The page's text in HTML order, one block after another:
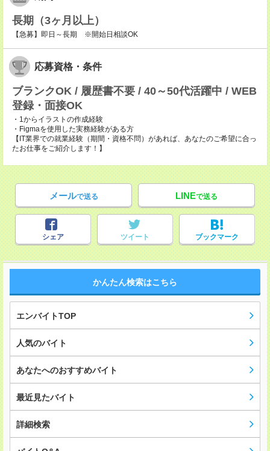
長期（3ヶ月以上）
【急募】即日～長期 ※開始日相談OK
応募資格・条件
ブランクOK / 履歴書不要 / 40～50代活躍中 / WEB
登録・面接OK
・1からイラストの作成経験
・Figmaを使用した実務経験がある方
【IT業界での就業経験（期間・資格不問）があれば、あなたのご希望に合っ
たお仕事をご紹介します！】
メールで送る LINEで送る
シェア ツイート ブックマーク
かんたん検索はこちら
エンバイトTOP
人気のバイト
あなたへのおすすめバイト
最近見たバイト
詳細検索